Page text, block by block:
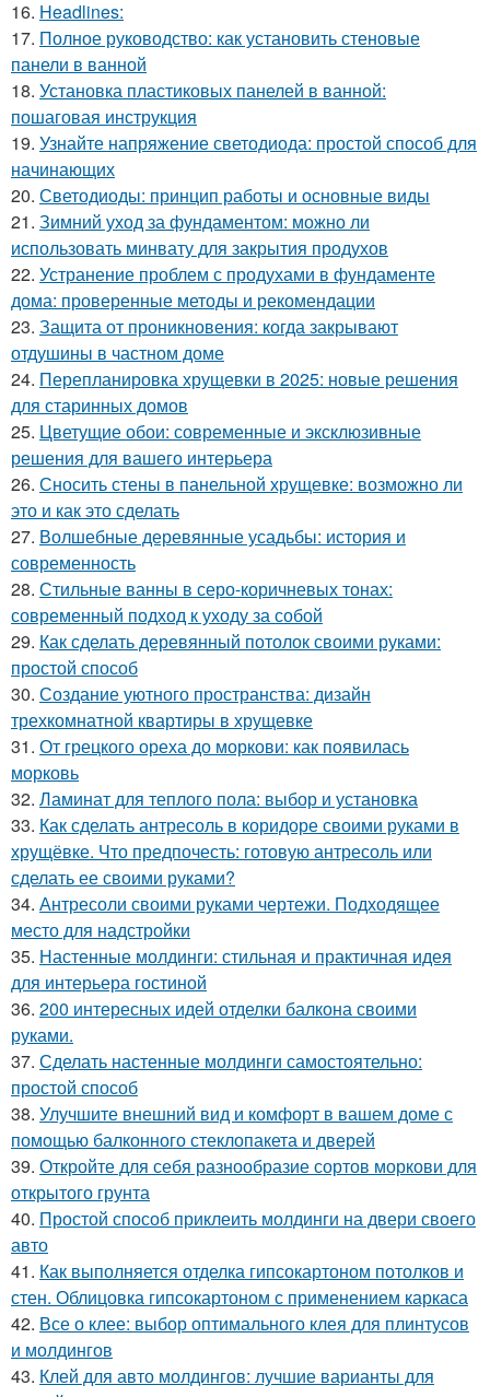
16. Headlines:
17. Полное руководство: как установить стеновые
панели в ванной
18. Установка пластиковых панелей в ванной:
пошаговая инструкция
19. Узнайте напряжение светодиода: простой способ для
начинающих
20. Светодиоды: принцип работы и основные виды
21. Зимний уход за фундаментом: можно ли
использовать минвату для закрытия продухов
22. Устранение проблем с продухами в фундаменте
дома: проверенные методы и рекомендации
23. Защита от проникновения: когда закрывают
отдушины в частном доме
24. Перепланировка хрущевки в 2025: новые решения
для старинных домов
25. Цветущие обои: современные и эксклюзивные
решения для вашего интерьера
26. Сносить стены в панельной хрущевке: возможно ли
это и как это сделать
27. Волшебные деревянные усадьбы: история и
современность
28. Стильные ванны в серо-коричневых тонах:
современный подход к уходу за собой
29. Как сделать деревянный потолок своими руками:
простой способ
30. Создание уютного пространства: дизайн
трехкомнатной квартиры в хрущевке
31. От грецкого ореха до моркови: как появилась
морковь
32. Ламинат для теплого пола: выбор и установка
33. Как сделать антресоль в коридоре своими руками в
хрущёвке. Что предпочесть: готовую антресоль или
сделать ее своими руками?
34. Антресоли своими руками чертежи. Подходящее
место для надстройки
35. Настенные молдинги: стильная и практичная идея
для интерьера гостиной
36. 200 интересных идей отделки балкона своими
руками.
37. Сделать настенные молдинги самостоятельно:
простой способ
38. Улучшите внешний вид и комфорт в вашем доме с
помощью балконного стеклопакета и дверей
39. Откройте для себя разнообразие сортов моркови для
открытого грунта
40. Простой способ приклеить молдинги на двери своего
авто
41. Как выполняется отделка гипсокартоном потолков и
стен. Облицовка гипсокартоном с применением каркаса
42. Все о клее: выбор оптимального клея для плинтусов
и молдингов
43. Клей для авто молдингов: лучшие варианты для